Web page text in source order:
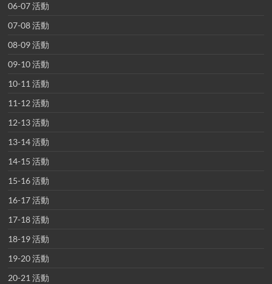
06-07 活動
07-08 活動
08-09 活動
09-10 活動
10-11 活動
11-12 活動
12-13 活動
13-14 活動
14-15 活動
15-16 活動
16-17 活動
17-18 活動
18-19 活動
19-20 活動
20-21 活動